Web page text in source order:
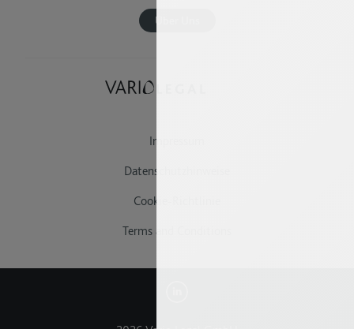
Impressum
Datenschutzhinweise
Cookie-Richtlinie
Terms and Conditions
Über Uns